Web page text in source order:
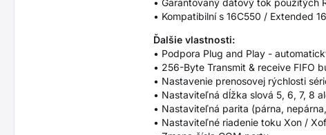
• Garantovaný dátový tok použitých
• Kompatibilní s 16C550 / Extended
Ďalšie vlastnosti:
• Podpora Plug and Play -
• 256-Byte Transmit & receive FIFO
• Nastavenie prenosovej rýchlosti
• Nastaviteľná dĺžka slová 5, 6, 7, 8
• Nastaviteľná parita (párna,
• Nastaviteľné riadenie toku Xon /